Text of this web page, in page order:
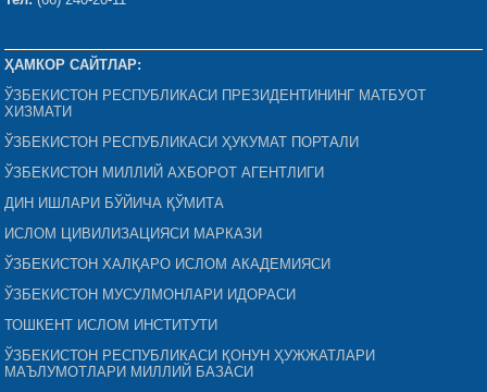
ҲАМКОР САЙТЛАР:
ЎЗБЕКИСТОН РЕСПУБЛИКАСИ ПРЕЗИДЕНТИНИНГ МАТБУОТ
ХИЗМАТИ
ЎЗБЕКИСТОН РЕСПУБЛИКАСИ ҲУКУМАТ ПОРТАЛИ
ЎЗБЕКИСТОН МИЛЛИЙ АХБОРОТ АГЕНТЛИГИ
ДИН ИШЛАРИ БЎЙИЧА ҚЎМИТА
ИСЛОМ ЦИВИЛИЗАЦИЯСИ МАРКАЗИ
ЎЗБЕКИСТОН ХАЛҚАРО ИСЛОМ АКАДЕМИЯСИ
ЎЗБЕКИСТОН МУСУЛМОНЛАРИ ИДОРАСИ
ТОШКЕНТ ИСЛОМ ИНСТИТУТИ
ЎЗБЕКИСТОН РЕСПУБЛИКАСИ ҚОНУН ҲУЖЖАТЛАРИ
МАЪЛУМОТЛАРИ МИЛЛИЙ БАЗАСИ